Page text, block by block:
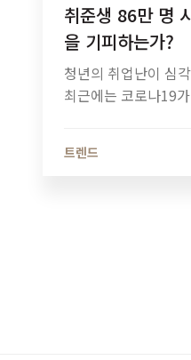
취준생 86만 명
을 기피하는가?
청년의 취업난이 심
최근에는 코로나19
난을 겪는청년들이
트렌드